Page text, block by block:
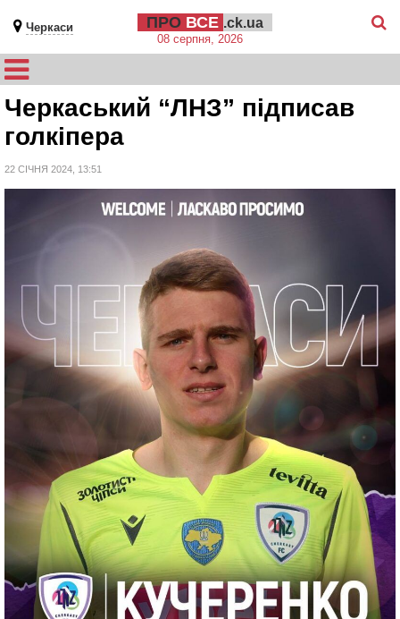
Черкаси ПРО ВСЕ .ck.ua
08 серпня, 2026
Черкаський “ЛНЗ” підписав
голкіпера
22 СІЧНЯ 2024, 13:51